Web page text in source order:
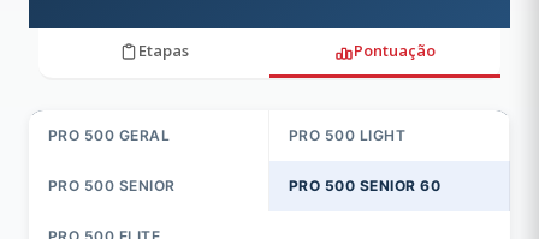
Etapas Pontuação
PRO 500 GERAL PRO 500 LIGHT
PRO 500 SENIOR PRO 500 SENIOR 60